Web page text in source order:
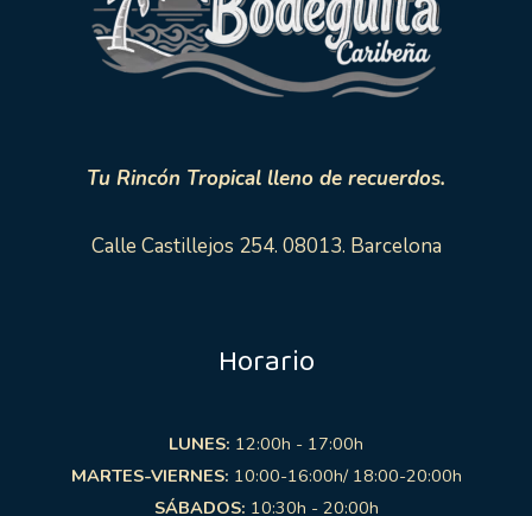
Tu Rincón Tropical lleno de recuerdos.
Calle Castillejos 254. 08013. Barcelona
Horario
LUNES: 12:00h - 17:00h
MARTES-VIERNES: 10:00-16:00h/ 18:00-20:00h
SÁBADOS: 10:30h - 20:00h